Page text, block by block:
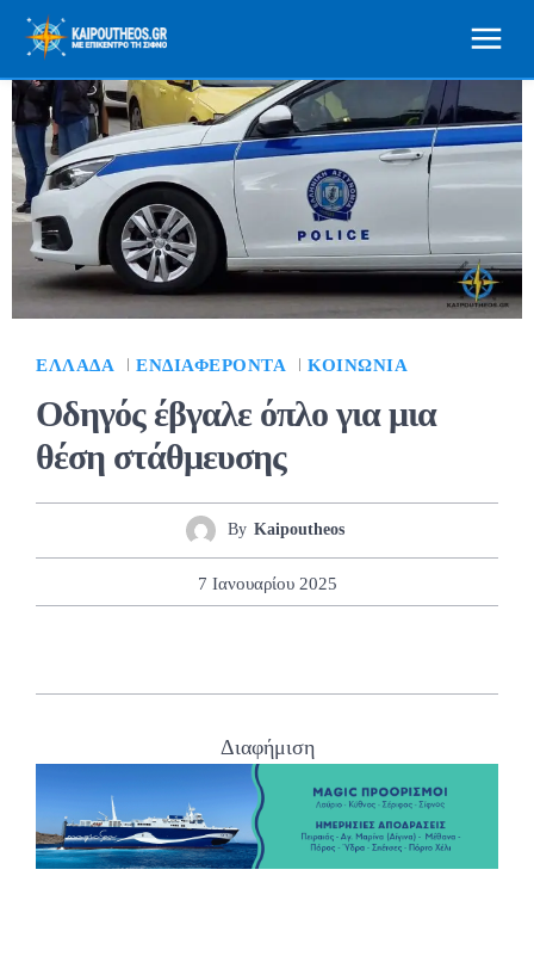
ΕΛΛΆΔΑ ΕΝΔΙΑΦΈΡΟΝΤΑ ΚΟΙΝΩΝΊΑ
Οδηγός έβγαλε όπλο για μια
θέση στάθμευσης
By Kaipoutheos
7 Ιανουαρίου 2025
Διαφήμιση